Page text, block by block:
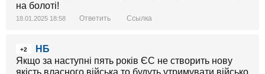
на болоті!
18.01.2025 18:58 Ответить Ссылка
+2
НБ
Якщо за наступні пять років ЄС не створить нову
якість власного війська то будуть утримувати військо